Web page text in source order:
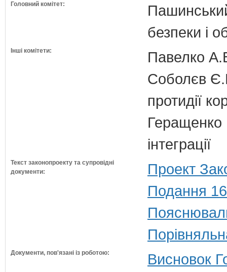
Головний комітет:
безпеки і
Інші комітети:
Павелко
Соболєв
протидії
Геращенко
інтеграції
Текст законопроекту та супровідні
документи:
Проект
Подання
Документи, пов'язані із роботою: Висновок